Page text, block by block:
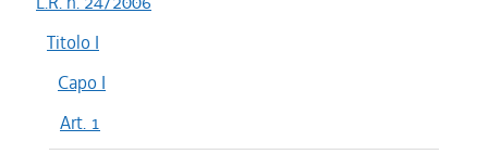
Titolo I
Capo I
Art. 1